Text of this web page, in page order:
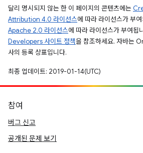
달리 명시되지 않는 한 이 페이지의 콘텐츠에는
Attribution 4.0 라이선스에 따라 라이선스가 부
Apache 2.0 라이선스에 따라 라이선스가 부여됩
Developers 사이트 정책을 참조하세요. 자바는
사의 등록 상표입니다.
최종 업데이트: 2019-01-14(UTC)
참여
버그 신고
공개된 문제 보기